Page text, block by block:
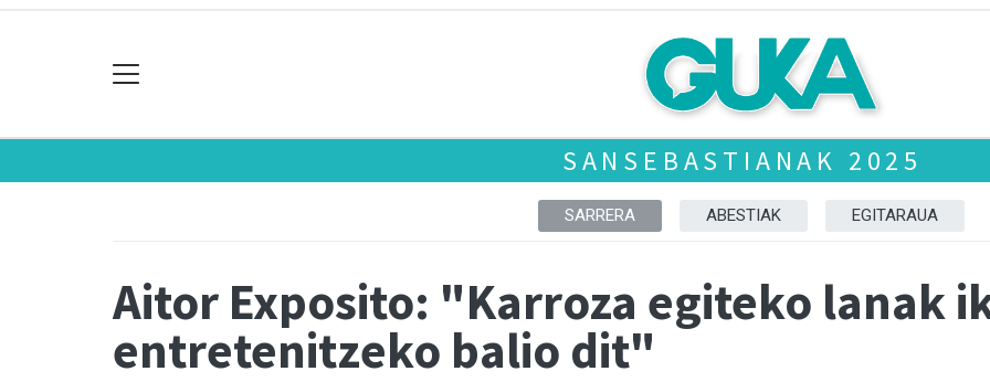
SANSEBASTIANAK 2025
SARRERA ABESTIAK EGITARAUA
Aitor Exposito: "Karroza egiteko lanak
entretenitzeko balio dit"